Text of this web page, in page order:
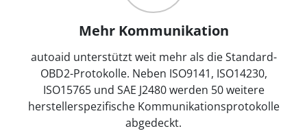
Mehr Kommunikation
autoaid unterstützt weit mehr als die Standard-
OBD2-Protokolle. Neben ISO9141, ISO14230,
ISO15765 und SAE J2480 werden 50 weitere
herstellerspezifische Kommunikationsprotokolle
abgedeckt.